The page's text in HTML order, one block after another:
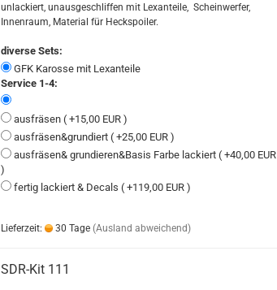
unlackiert, unausgeschliffen mit Lexanteile, Scheinwerfer,
Innenraum, Material für Heckspoiler.
diverse Sets:
GFK Karosse mit Lexanteile
Service 1-4:
ausfräsen ( +15,00 EUR )
ausfräsen&grundiert ( +25,00 EUR )
ausfräsen& grundieren&Basis Farbe lackiert ( +40,00 EUR
)
fertig lackiert & Decals ( +119,00 EUR )
Lieferzeit: 30 Tage (Ausland abweichend)
SDR-Kit 111